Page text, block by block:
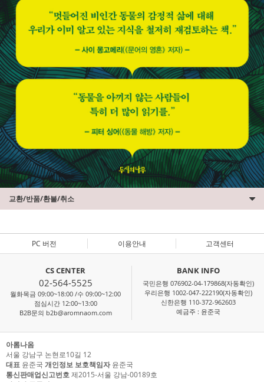
교환/반품/환불/취소
PC 버전 이용안내 고객센터
CS CENTER
02-564-5525
월화목금 09:00~18:00 /수 09:00~12:00
점심시간 12:00~13:00
B2B문의 b2b@aromnaom.com
BANK INFO
국민은행 076902-04-179868(자동확인)
우리은행 1002-047-222190(자동확인)
신한은행 110-372-962603
예금주 : 윤준국
아롬나옴
서울 강남구 논현로10길 12
대표 윤준국 개인정보 보호책임자윤준국
통신판매업신고번호제2015-서울 강남-00189호